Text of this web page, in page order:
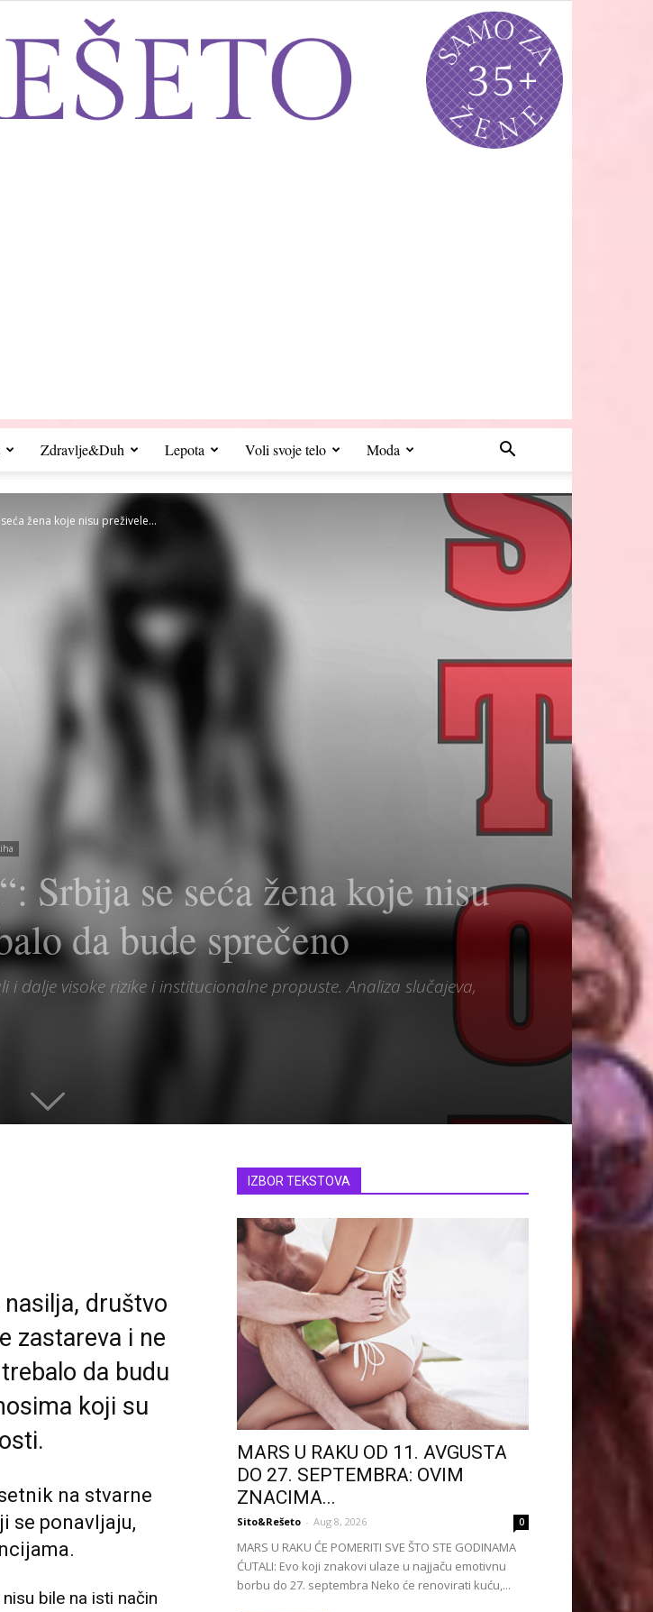
Zdravlje&Duh Lepota Voli svoje telo Moda
žena koje nisu preživele...
Srbija se seća žena koje nisu
da bude sprečeno
dalje visoke rizike i institucionalne propuste. Analiza slučajeva,
društvo
zastareva i ne
da budu
koji su
na stvarne
se ponavljaju,
bile na isti način
IZBOR TEKSTOVA
MARS U RAKU OD 11. AVGUSTA
DO 27. SEPTEMBRA: OVIM
ZNACIMA...
Sito&Rešeto - Aug 8, 2026 0
MARS U RAKU ĆE POMERITI SVE ŠTO STE GODINAMA
ĆUTALI: Evo koji znakovi ulaze u najjaču emotivnu
borbu do 27. septembra Neko će renovirati kuću,...